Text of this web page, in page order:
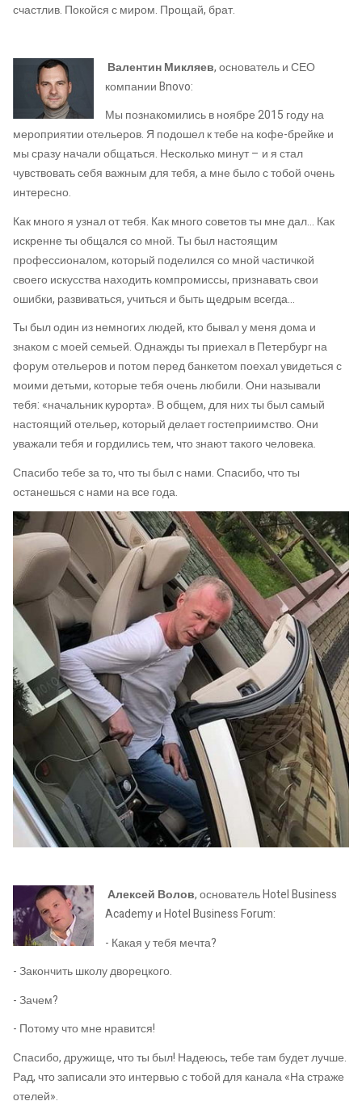
счастлив. Покойся с миром. Прощай, брат.
Валентин Микляев, основатель и СЕО
компании Bnovo:
Мы познакомились в ноябре 2015 году на
мероприятии отельеров. Я подошел к тебе на кофе-брейке и
мы сразу начали общаться. Несколько минут – и я стал
чувствовать себя важным для тебя, а мне было с тобой очень
интересно.
Как много я узнал от тебя. Как много советов ты мне дал… Как
искренне ты общался со мной. Ты был настоящим
профессионалом, который поделился со мной частичкой
своего искусства находить компромиссы, признавать свои
ошибки, развиваться, учиться и быть щедрым всегда…
Ты был один из немногих людей, кто бывал у меня дома и
знаком с моей семьей. Однажды ты приехал в Петербург на
форум отельеров и потом перед банкетом поехал увидеться с
моими детьми, которые тебя очень любили. Они называли
тебя: «начальник курорта». В общем, для них ты был самый
настоящий отельер, который делает гостеприимство. Они
уважали тебя и гордились тем, что знают такого человека.
Спасибо тебе за то, что ты был с нами. Спасибо, что ты
останешься с нами на все года.
Алексей Волов, основатель Hotel Business
Academy и Hotel Business Forum:
- Какая у тебя мечта?
- Закончить школу дворецкого.
- Зачем?
- Потому что мне нравится!
Спасибо, дружище, что ты был! Надеюсь, тебе там будет лучше.
Рад, что записали это интервью с тобой для канала «На страже
отелей».